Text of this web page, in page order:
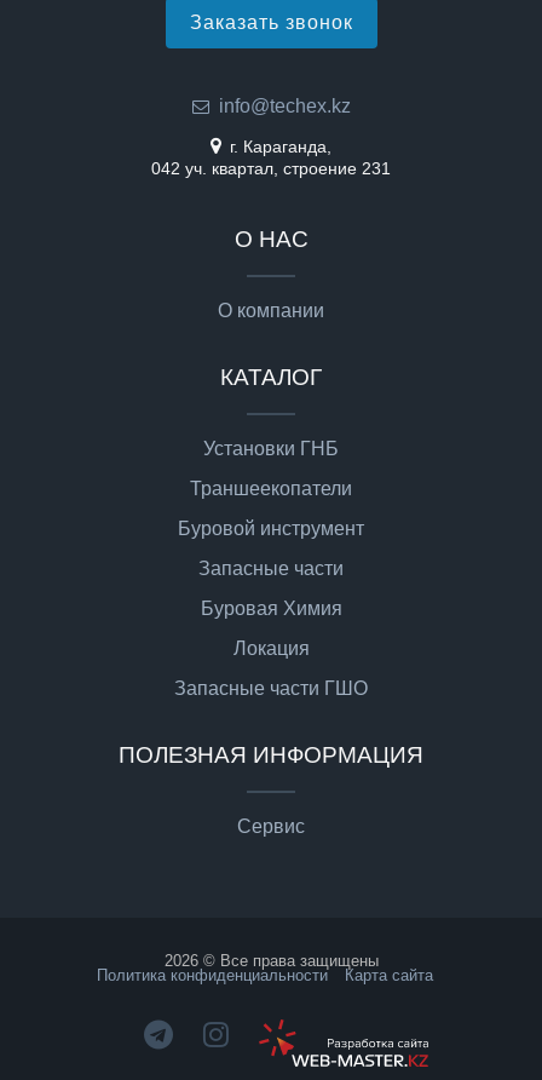
Заказать звонок
info@techex.kz
г. Караганда,
042 уч. квартал, строение 231
О НАС
О компании
КАТАЛОГ
Установки ГНБ
Траншеекопатели
Буровой инструмент
Запасные части
Буровая Химия
Локация
Запасные части ГШО
ПОЛЕЗНАЯ ИНФОРМАЦИЯ
Сервис
2026 © Все права защищены
Политика конфиденциальности
Карта сайта